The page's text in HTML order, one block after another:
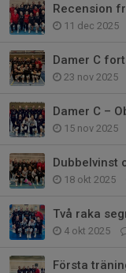
Recension
11 dec 2025
Damer C
23 nov 2025
Damer C –
15 nov 2025
Dubbelvinst
18 okt 2025
Två raka
4 okt 2025
Första